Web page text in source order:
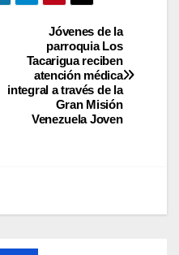
Jóvenes de la
parroquia Los
Tacarigua reciben
atención médica
integral a través de la
Gran Misión
Venezuela Joven